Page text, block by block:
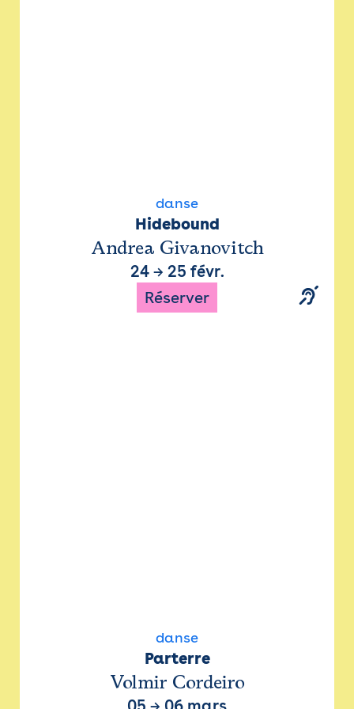
danse
Hidebound
Andrea Givanovitch
24→ 25 févr.
Réserver
danse
Parterre
Volmir Cordeiro